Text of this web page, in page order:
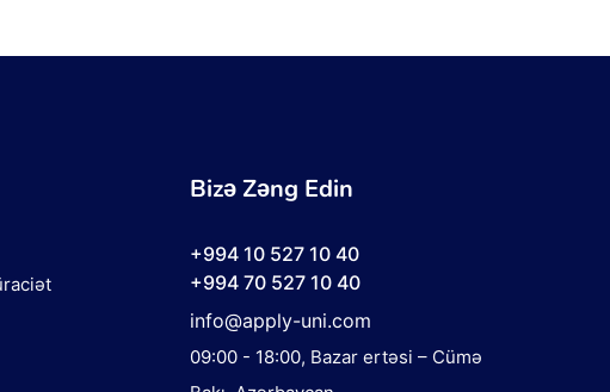
Bizə Zəng Edin
+994 10 527 10 40
+994 70 527 10 40
info@apply-uni.com
09:00 - 18:00, Bazar ertəsi – Cümə